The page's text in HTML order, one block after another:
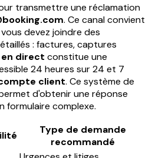
transmettre une réclamation
. Ce canal convient
devez joindre des
: factures, captures
direct constitue une
24 heures sur 24 et 7
client. Ce système de
d'obtenir une réponse
formulaire complexe.
Type de demande
recommandé